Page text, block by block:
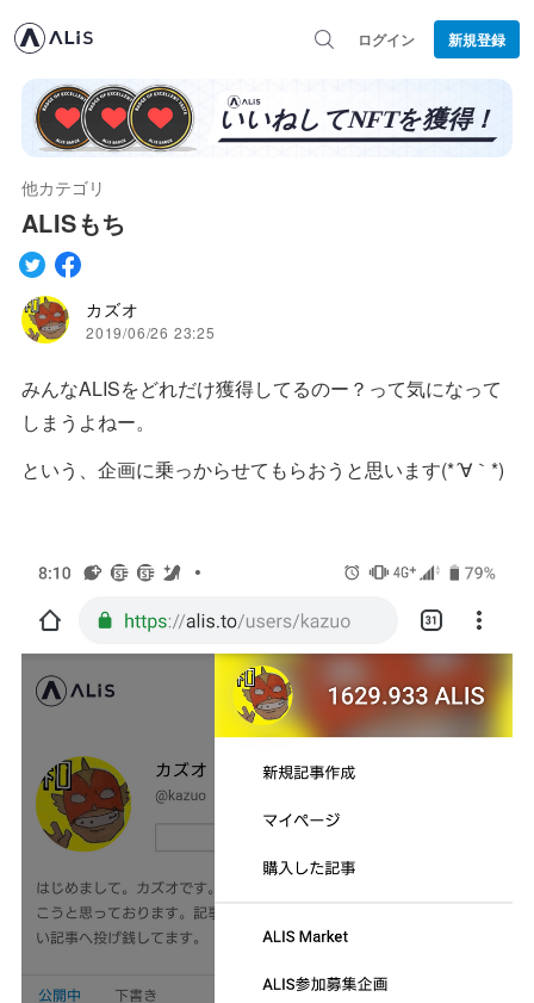
ログイン 新規登録
他カテゴリ
ALISもち
カズオ
2019/06/26 23:25
みんなALISをどれだけ獲得してるのー？って気になって
しまうよねー。
という、企画に乗っからせてもらおうと思います(*´∀｀*)